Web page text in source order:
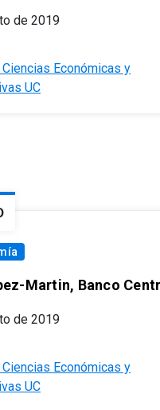
de 2019
Económicas y
UC
Martin, Banco
de 2019
Económicas y
UC